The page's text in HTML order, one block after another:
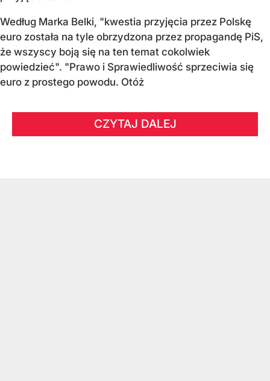
Według Marka Belki, "kwestia przyjęcia przez Polskę
euro została na tyle obrzydzona przez propagandę PiS,
że wszyscy boją się na ten temat cokolwiek
powiedzieć". "Prawo i Sprawiedliwość sprzeciwia się
euro z prostego powodu. Otóż
CZYTAJ DALEJ